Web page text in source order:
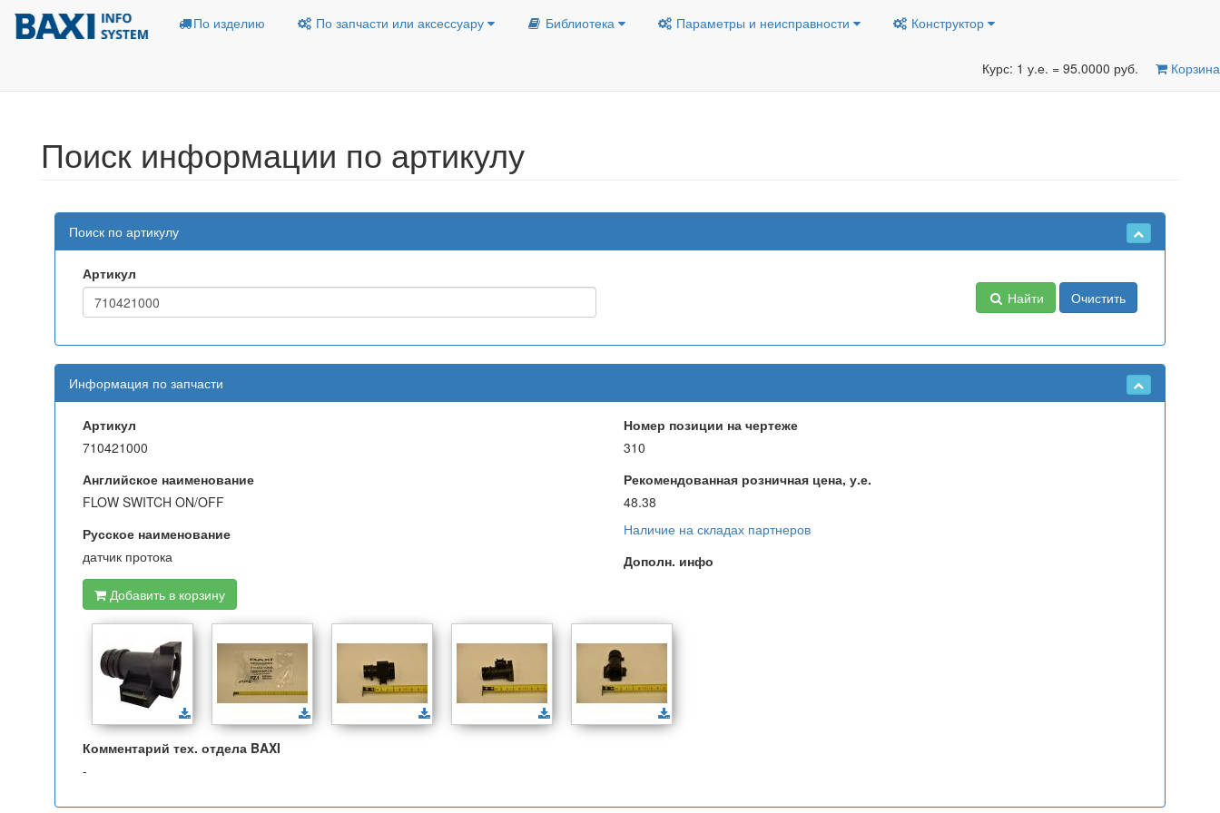
По изделию По запчасти или аксессуару Библиотека Параметры и неисправности Конструктор
Курс: 1 у.е. = 95.0000 руб. Корзина
Поиск информации по артикулу
Поиск по артикулу
Артикул
Найти
Очистить
Информация по запчасти
Артикул
710421000
Английское наименование
FLOW SWITCH ON/OFF
Русское наименование
датчик протока
Добавить в корзину
Номер позиции на чертеже
310
Рекомендованная розничная цена, у.е.
48.38
Наличие на складах партнеров
Дополн. инфо
Комментарий тех. отдела BAXI
-